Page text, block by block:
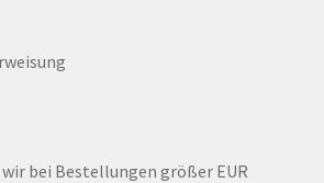
bei Bestellungen größer EUR